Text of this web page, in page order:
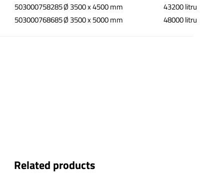
503000758285Ø 3500 x 4500 mm
43200 litru
503000768685Ø 3500 x 5000 mm 48000 litru
Related products